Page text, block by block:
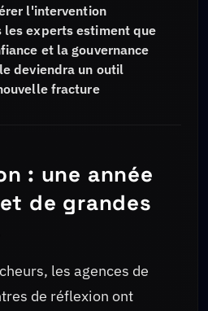
l'intervention
les experts estiment que
et la gouvernance
deviendra un outil
fracture
: une année
de grandes
les agences de
de réflexion ont